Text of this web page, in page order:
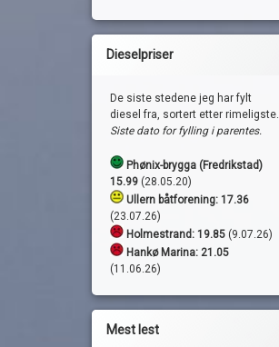
Dieselpriser
De siste stedene jeg har fylt
diesel fra, sortert etter rimeligste.
Siste dato for fylling i parentes.
Phønix-brygga (Fredrikstad)
15.99 (28.05.20)
Ullern båtforening: 17.36
(23.07.26)
Holmestrand: 19.85(9.07.26)
Hankø Marina: 21.05
(11.06.26)
Mest lest